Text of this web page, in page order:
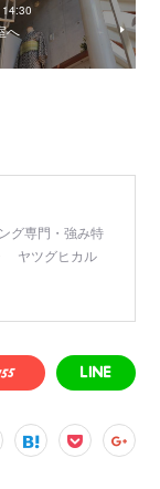
へ
グ専門・強み特
ヤツグヒカル